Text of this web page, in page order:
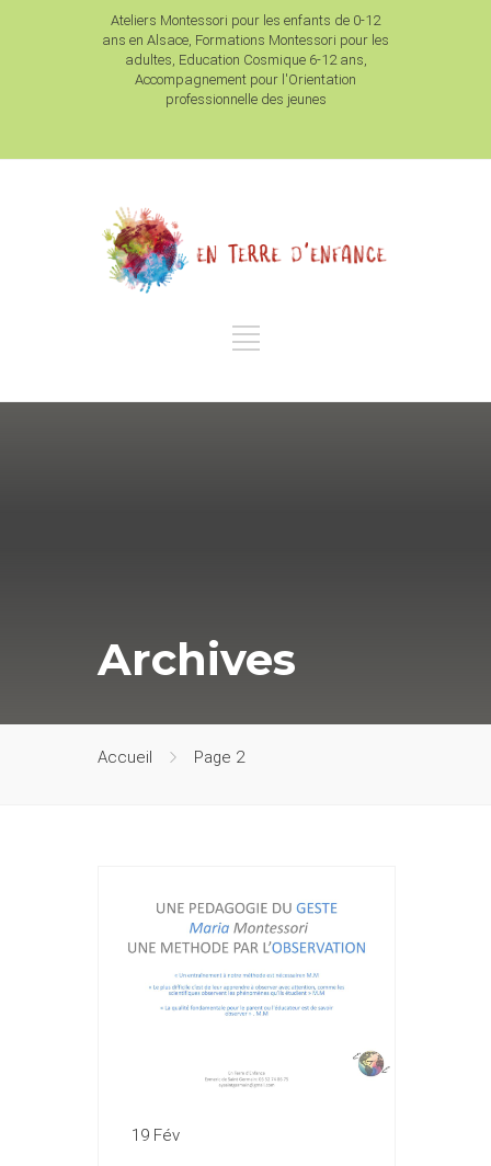
Ateliers Montessori pour les enfants de 0-12
ans en Alsace, Formations Montessori pour les
adultes, Education Cosmique 6-12 ans,
Accompagnement pour l'Orientation
professionnelle des jeunes
Archives
Accueil Page 2
19 Fév